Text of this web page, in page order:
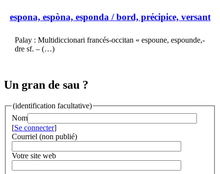
espona, espòna, esponda / bord, précipice, versant
Palay : Multidiccionari francés-occitan « espoune, espounde,-
dre sf. – (…)
Un gran de sau ?
(identification facultative)
Nom
[Se connecter]
Courriel (non publié)
Votre site web